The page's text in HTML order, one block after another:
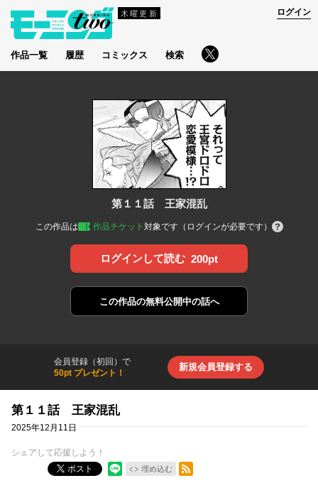
木曜更新
作品一覧 履歴 コミックス 検索
ログイン
第１１話 王家混乱
この作品は 作品チケット 対象です（ログインが必要です）
ログインして読む 200pt
この作品の無料公開中の話へ
会員登録（初回）で
50pt プレゼント！
新規会員登録する
第１１話 王家混乱
2025年12月11日
シェアして応援しよう！
ポスト
埋め込む
RSSフィード